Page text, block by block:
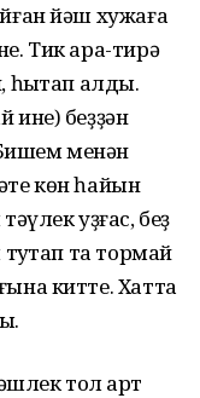
йәш хужаға
Тик ара-тирә
һыҡтап алды.
ине) беҙҙән
менән
көн һайын
уҙғас, беҙ
та тормай
китте. Хатта
тол ҡарт